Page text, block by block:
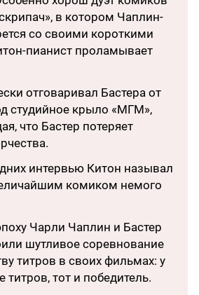
в котором Чаплин-
со своими короткими
пианист проламывает
отговаривал Бастера от
студийное крыло «МГМ»,
что Бастер потеряет
интервью Китон называл
комиком немого
Чарли Чаплин и Бастер
шутливое соревнование
титров в своих фильмах: у
титров, тот и победитель.